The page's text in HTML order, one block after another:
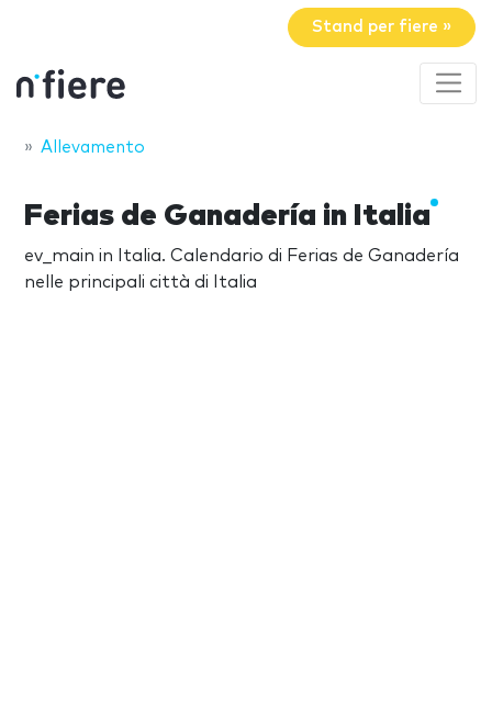
Stand per fiere »
Allevamento
Ferias de Ganadería in Italia
ev_main in Italia. Calendario di Ferias de Ganadería
nelle principali città di Italia